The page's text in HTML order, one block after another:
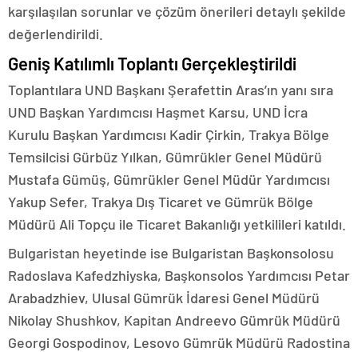
karşılaşılan sorunlar ve çözüm önerileri detaylı şekilde
değerlendirildi.
Geniş Katılımlı Toplantı Gerçekleştirildi
Toplantılara UND Başkanı Şerafettin Aras’ın yanı sıra
UND Başkan Yardımcısı Haşmet Karsu, UND İcra
Kurulu Başkan Yardımcısı Kadir Çirkin, Trakya Bölge
Temsilcisi Gürbüz Yılkan, Gümrükler Genel Müdürü
Mustafa Gümüş, Gümrükler Genel Müdür Yardımcısı
Yakup Sefer, Trakya Dış Ticaret ve Gümrük Bölge
Müdürü Ali Topçu ile Ticaret Bakanlığı yetkilileri katıldı.
Bulgaristan heyetinde ise Bulgaristan Başkonsolosu
Radoslava Kafedzhiyska, Başkonsolos Yardımcısı Petar
Arabadzhiev, Ulusal Gümrük İdaresi Genel Müdürü
Nikolay Shushkov, Kapitan Andreevo Gümrük Müdürü
Georgi Gospodinov, Lesovo Gümrük Müdürü Radostina